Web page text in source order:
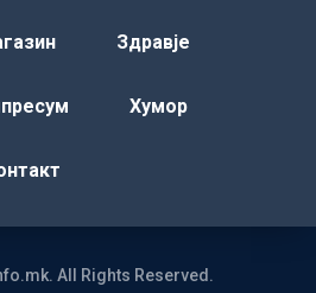
Здравје
Хумор
All Rights Reserved.